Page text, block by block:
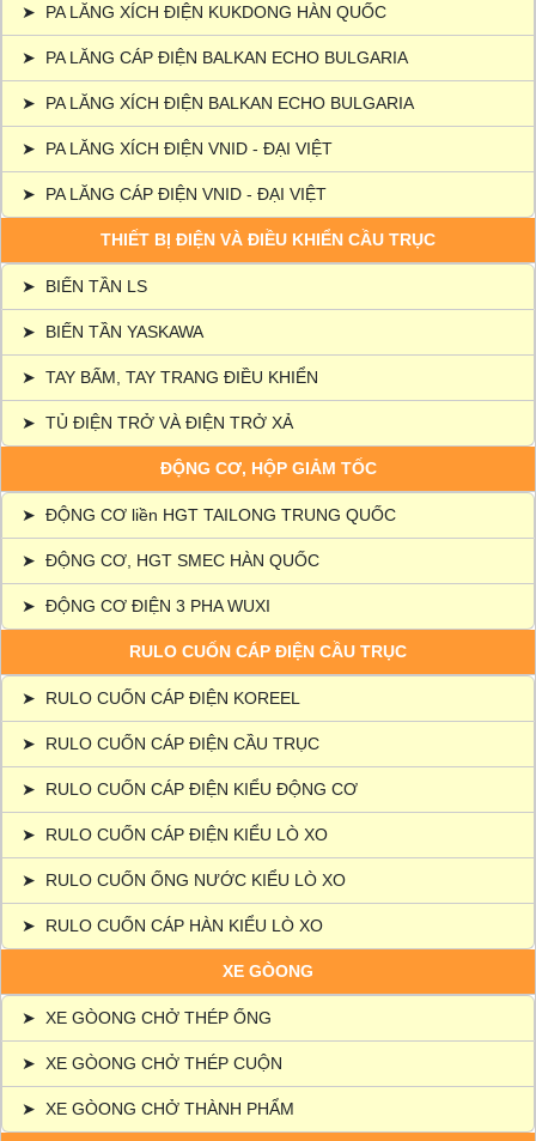
➤ PA LĂNG XÍCH ĐIỆN KUKDONG HÀN QUỐC
➤ PA LĂNG CÁP ĐIỆN BALKAN ECHO BULGARIA
➤ PA LĂNG XÍCH ĐIỆN BALKAN ECHO BULGARIA
➤ PA LĂNG XÍCH ĐIỆN VNID - ĐẠI VIỆT
➤ PA LĂNG CÁP ĐIỆN VNID - ĐẠI VIỆT
THIẾT BỊ ĐIỆN VÀ ĐIỀU KHIỂN CẦU TRỤC
➤ BIẾN TẦN LS
➤ BIẾN TẦN YASKAWA
➤ TAY BẤM, TAY TRANG ĐIỀU KHIỂN
➤ TỦ ĐIỆN TRỞ VÀ ĐIỆN TRỞ XẢ
ĐỘNG CƠ, HỘP GIẢM TỐC
➤ ĐỘNG CƠ liền HGT TAILONG TRUNG QUỐC
➤ ĐỘNG CƠ, HGT SMEC HÀN QUỐC
➤ ĐỘNG CƠ ĐIỆN 3 PHA WUXI
RULO CUỐN CÁP ĐIỆN CẦU TRỤC
➤ RULO CUỐN CÁP ĐIỆN KOREEL
➤ RULO CUỐN CÁP ĐIỆN CẦU TRỤC
➤ RULO CUỐN CÁP ĐIỆN KIỂU ĐỘNG CƠ
➤ RULO CUỐN CÁP ĐIỆN KIỂU LÒ XO
➤ RULO CUỐN ỐNG NƯỚC KIỂU LÒ XO
➤ RULO CUỐN CÁP HÀN KIỂU LÒ XO
XE GÒONG
➤ XE GÒONG CHỞ THÉP ỐNG
➤ XE GÒONG CHỞ THÉP CUỘN
➤ XE GÒONG CHỞ THÀNH PHẨM